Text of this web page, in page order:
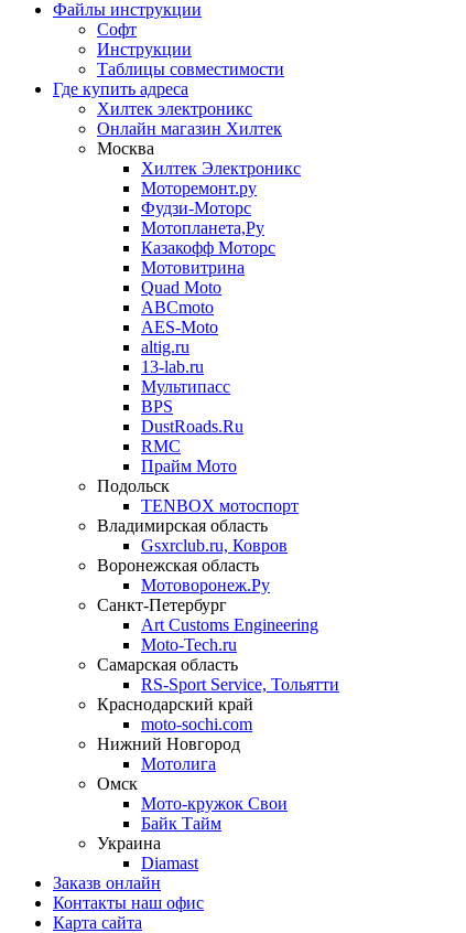
Файлы инструкции
Софт
Инструкции
Таблицы совместимости
Где купить адреса
Хилтек электроникс
Онлайн магазин Хилтек
Москва
Хилтек Электроникс
Моторемонт.ру
Фудзи-Моторс
Мотопланета,Ру
Казакофф Моторс
Мотовитрина
Quad Moto
ABCmoto
AES-Moto
altig.ru
13-lab.ru
Мультипасс
BPS
DustRoads.Ru
RMC
Прайм Мото
Подольск
TENBOX мотоспорт
Владимирская область
Gsxrclub.ru, Ковров
Воронежская область
Мотоворонеж.Ру
Санкт-Петербург
Art Customs Engineering
Moto-Tech.ru
Самарская область
RS-Sport Service, Тольятти
Краснодарский край
moto-sochi.com
Нижний Новгород
Мотолига
Омск
Мото-кружок Свои
Байк Тайм
Украина
Diamast
Заказв онлайн
Контакты наш офис
Карта сайта